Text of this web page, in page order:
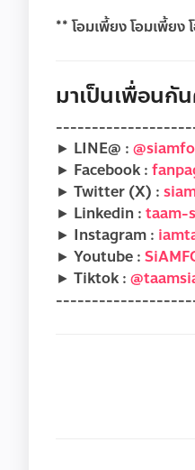
** โอมเพี้ยง โอมเพี้ยง
มาเป็นเพื่อนกั
► LINE@ :
► Facebook :
► Twitter (X) :
► Linkedin : taam-
► Instagram :
► Youtube :
► Tiktok :